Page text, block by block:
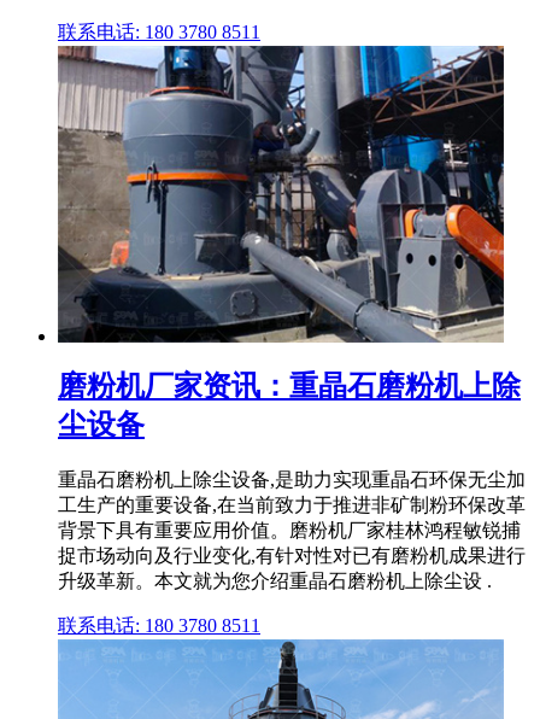
联系电话: 180 3780 8511
磨粉机厂家资讯：重晶石磨粉机上除
尘设备
重晶石磨粉机上除尘设备,是助力实现重晶石环保无尘加
工生产的重要设备,在当前致力于推进非矿制粉环保改革
背景下具有重要应用价值。磨粉机厂家桂林鸿程敏锐捕
捉市场动向及行业变化,有针对性对已有磨粉机成果进行
升级革新。本文就为您介绍重晶石磨粉机上除尘设 .
联系电话: 180 3780 8511